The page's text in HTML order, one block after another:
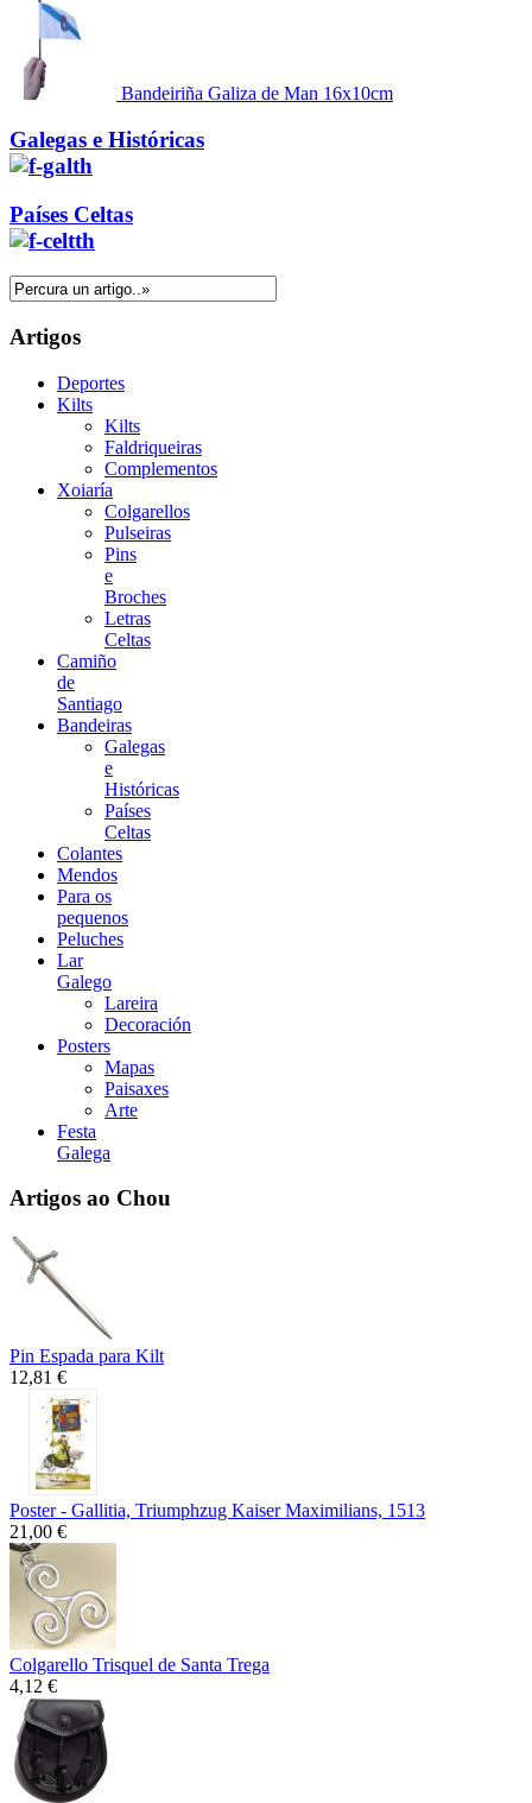
Bandeiriña Galiza de Man 16x10cm
Galegas e Históricas
Países Celtas
Artigos
Deportes
Kilts
Kilts
Faldriqueiras
Complementos
Xoiaría
Colgarellos
Pulseiras
Pins
e
Broches
Letras
Celtas
Camiño
de
Santiago
Bandeiras
Galegas
e
Históricas
Países
Celtas
Colantes
Mendos
Para os
pequenos
Peluches
Lar
Galego
Lareira
Decoración
Posters
Mapas
Paisaxes
Arte
Festa
Galega
Artigos ao Chou
Pin Espada para Kilt
12,81 €
Poster - Gallitia, Triumphzug Kaiser Maximilians, 1513
21,00 €
Colgarello Trisquel de Santa Trega
4,12 €